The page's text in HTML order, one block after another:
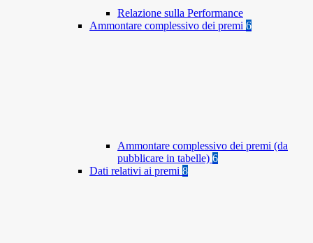
Relazione sulla Performance
Ammontare complessivo dei premi 6
Ammontare complessivo dei premi (da
pubblicare in tabelle) 6
Dati relativi ai premi 8